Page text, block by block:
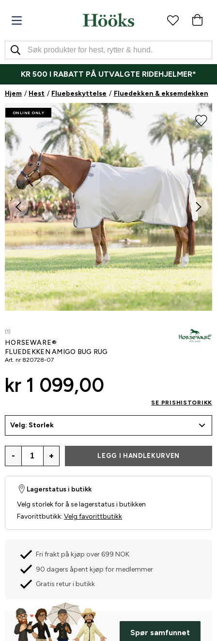
KR 500 I RABATT PÅ UTVALGTE RIDEHJELMER*
Hjem Hest Fluebeskyttelse Fluedekken & eksemdekken
ONLINE ONLY
(1)
HORSEWARE®
FLUEDEKKEN AMIGO BUG RUG
Art. nr 820728-07
kr 1 099,00
SE PRISHISTORIKK
Velg: Storlek
- + LEGG I HANDLEKURVEN
Lagerstatus i butikk
Velg storlek for å se lagerstatus i butikken
Favorittbutikk: Velg favorittbutikk
Fri frakt på kjøp over 699 NOK
90 dagers åpent kjøp for medlemmer
Gratis retur i butikk
Spør samfunnet